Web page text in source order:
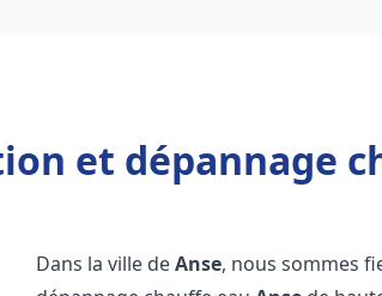
et dépannage
Dans la ville deAnse, nous sommes